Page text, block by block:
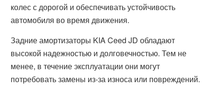
колес с дорогой и обеспечивать устойчивость
автомобиля во время движения.
Задние амортизаторы KIA Ceed JD обладают
высокой надежностью и долговечностью. Тем не
менее, в течение эксплуатации они могут
потребовать замены из-за износа или повреждений.